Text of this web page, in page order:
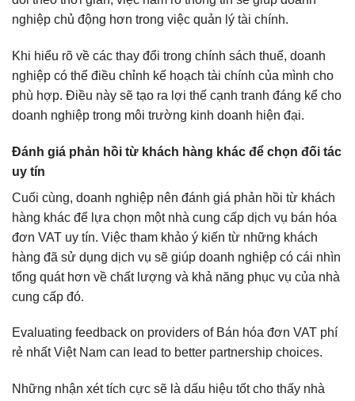
nghiệp chủ động hơn trong việc quản lý tài chính.
Khi hiểu rõ về các thay đổi trong chính sách thuế, doanh
nghiệp có thể điều chỉnh kế hoạch tài chính của mình cho
phù hợp. Điều này sẽ tạo ra lợi thế cạnh tranh đáng kể cho
doanh nghiệp trong môi trường kinh doanh hiện đại.
Đánh giá phản hồi từ khách hàng khác để chọn đối tác
uy tín
Cuối cùng, doanh nghiệp nên đánh giá phản hồi từ khách
hàng khác để lựa chọn một nhà cung cấp dịch vụ bán hóa
đơn VAT uy tín. Việc tham khảo ý kiến từ những khách
hàng đã sử dụng dịch vụ sẽ giúp doanh nghiệp có cái nhìn
tổng quát hơn về chất lượng và khả năng phục vụ của nhà
cung cấp đó.
Evaluating feedback on providers of Bán hóa đơn VAT phí
rẻ nhất Việt Nam can lead to better partnership choices.
Những nhận xét tích cực sẽ là dấu hiệu tốt cho thấy nhà